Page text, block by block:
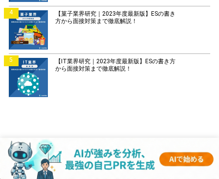
4
【菓子業界研究｜2023年度最新版】ESの書き
方から面接対策まで徹底解説！
5
【IT業界研究｜2023年度最新版】ESの書き方
から面接対策まで徹底解説！